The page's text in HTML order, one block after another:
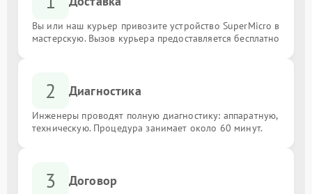
Вы или наш курьер привозите устройство SuperMicro в
мастерскую. Вызов курьера предоставляется бесплатно
2 Диагностика
Инженеры проводят полную диагностику: аппаратную,
техническую. Процедура занимает около 60 минут.
3 Договор